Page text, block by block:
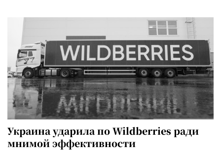
Украина ударила по Wildberries ради
мнимой эффективности